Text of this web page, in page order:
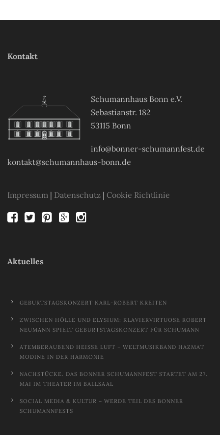
Kontakt
Schumannhaus Bonn e.V.
Sebastianstr. 182
53115 Bonn
info@bonner-schumannfest.de
kontakt@schumannhaus-bonn.de
Impressum | Datenschutz | Cookie Richtlinie
Aktuelles
GEBURTSTAGSKONZERT KARL-ROBERT KREITEN
ZWISCHEN HÖLLE UND ELYSIUM: KLAVIERVIRTUOSE ROBERT
NEUMANN SPIELT GEBURTSTAGSKONZERT FÜR SCHUMANN
ATEMBERAUBEND HEISSE LUFT – WELTMUSIKBAND HAZMAT M
ODINE IN DER HARMONIE
NACHSTÜCKE. DAS BONNER SCHUMANNFEST STARTET AM 27.
MAI IM THEATER IM BALLSAAL
SOCIAL MEDIA & KULTUR – WERDE TEIL DES BONNER
SCHUMANNFESTS